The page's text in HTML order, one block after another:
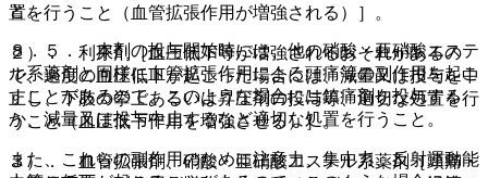
置を行うこと（血管拡張作用が増強される）］。
２）． 利尿剤［血圧低下等が増強されるおそれがあるの
で、過度の血圧低下が起こった場合には、減量又は投与を中
止し、下肢の挙上あるいは昇圧剤の投与等、適切な処置を行
うこと（血圧低下作用を増強させる）］。
３）． 血管拡張剤、硝酸・亜硝酸エステル系薬剤［頭痛・
と。
８．５． 本剤の投与開始時には、他の硝酸・亜硝酸エステ
ル系薬剤と同様に血管拡張作用による頭痛等の副作用を起こ
すことがあるので、このような場合には鎮痛剤を投与する
か、減量又は投与中止するなど適切な処置を行うこと。
また、これらの副作用のために注意力、集中力、反射運動能